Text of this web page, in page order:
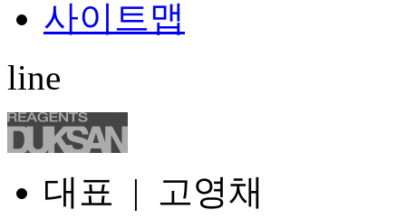
사이트맵
line
대표 | 고영채